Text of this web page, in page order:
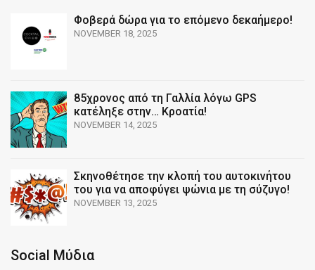
Φοβερά δώρα για το επόμενο δεκαήμερο!
NOVEMBER 18, 2025
85χρονος από τη Γαλλία λόγω GPS
κατέληξε στην… Κροατία!
NOVEMBER 14, 2025
Σκηνοθέτησε την κλοπή του αυτοκινήτου
του για να αποφύγει ψώνια με τη σύζυγο!
NOVEMBER 13, 2025
Social Μύδια